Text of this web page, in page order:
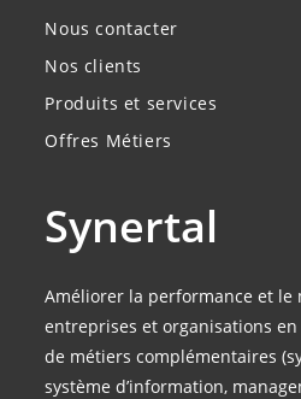
Nous contacter
Nos clients
Produits et services
Offres Métiers
Synertal
Améliorer la performance et le
entreprises et organisations
de métiers complémentaires
système d’information,